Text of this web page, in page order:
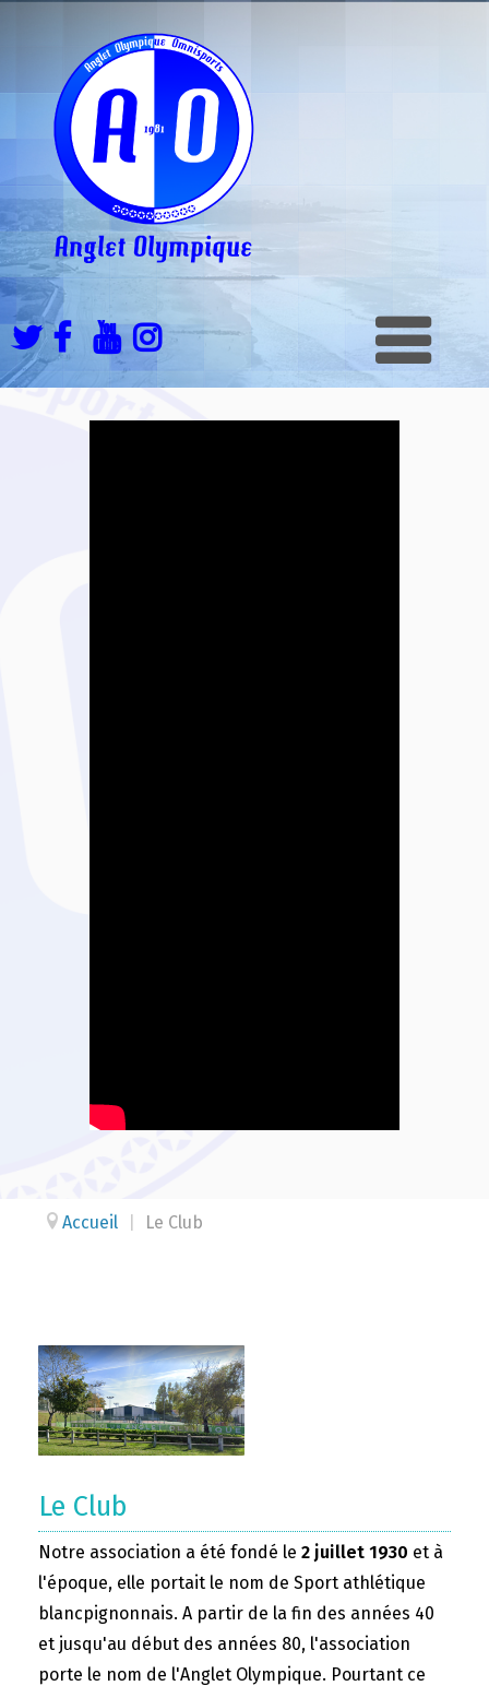
Accueil Le Club
Le Club
Notre association a été fondé le 2 juillet 1930 et à
l'époque, elle portait le nom de Sport athlétique
blancpignonnais. A partir de la fin des années 40
et jusqu'au début des années 80, l'association
porte le nom de l'Anglet Olympique. Pourtant ce